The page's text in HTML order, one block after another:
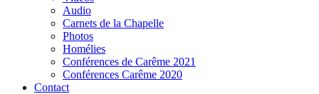
Audio
Carnets de la Chapelle
Photos
Homélies
Conférences de Carême 2021
Conférences Carême 2020
Contact